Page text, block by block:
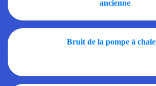
ancienne
Bruit de la pompe à